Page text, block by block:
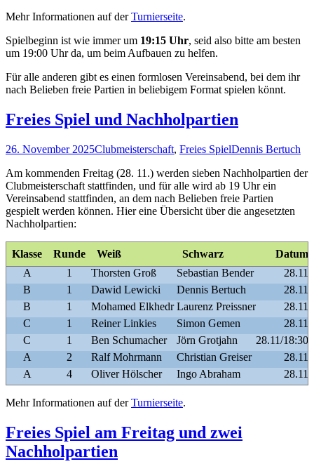
Mehr Informationen auf derTurnierseite.
Spielbeginn ist wie immer um 19:15 Uhr, seid also bitte am besten
um 19:00 Uhr da, um beim Aufbauen zu helfen.
Für alle anderen gibt es einen formlosen Vereinsabend, bei dem ihr
nach Belieben freie Partien in beliebigem Format spielen könnt.
Freies Spiel und Nachholpartien
26. November 2025Clubmeisterschaft, Freies SpielDennis Bertuch
Am kommenden Freitag (28. 11.) werden sieben Nachholpartien der
Clubmeisterschaft stattfinden, und für alle wird ab 19 Uhr ein
Vereinsabend stattfinden, an dem nach Belieben freie Partien
gespielt werden können. Hier eine Übersicht über die angesetzten
Nachholpartien:
Klasse Runde Weiß Schwarz
Datum
A
1 Thorsten Groß Sebastian Bender
28.11
B
1 Dawid Lewicki Dennis Bertuch
28.11
B
1 Mohamed ElkhedrLaurenz Preissner
28.11
C
1 Reiner Linkies Simon Gemen
28.11
C
1 Ben Schumacher Jörn Grotjahn
28.11/18:30
A
2 Ralf Mohrmann Christian Greiser
28.11
A
4 Oliver Hölscher Ingo Abraham 28.11
Mehr Informationen auf derTurnierseite.
Freies Spiel am Freitag und zwei
Nachholpartien